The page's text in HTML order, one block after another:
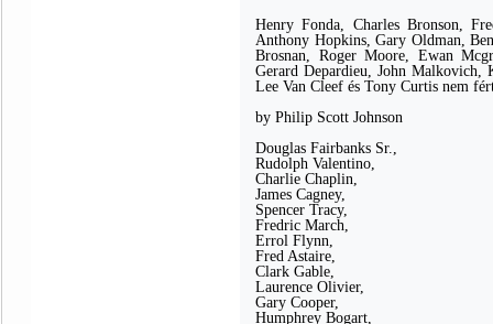
Henry Fonda, Charles Bronson,
Anthony Hopkins, Gary Oldman,
Brosnan, Roger Moore, Ewan
Gerard Depardieu, John
Lee Van Cleef és Tony Curtis nem
by Philip Scott Johnson
Douglas Fairbanks Sr.,
Rudolph Valentino,
Charlie Chaplin,
James Cagney,
Spencer Tracy,
Fredric March,
Errol Flynn,
Fred Astaire,
Clark Gable,
Laurence Olivier,
Gary Cooper,
Humphrey Bogart,